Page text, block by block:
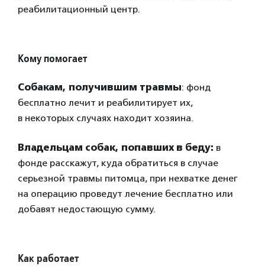
реабилитационный центр.
Кому помогает
Собакам, получившим травмы: фонд
бесплатно лечит и реабилитирует их,
в некоторых случаях находит хозяина.
Владельцам собак, попавших в беду: в
фонде расскажут, куда обратиться в случае
серьезной травмы питомца, при нехватке денег
на операцию проведут лечение бесплатно или
добавят недостающую сумму.
Как работает